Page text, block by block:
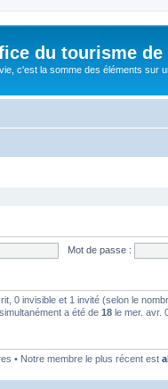
du tourisme de
c'est la somme des éléments sur
Mot de passe :
0 invisible et 1 invité (selon le
a été de 18 le mer. avr.
• Notre membre le plus récent est